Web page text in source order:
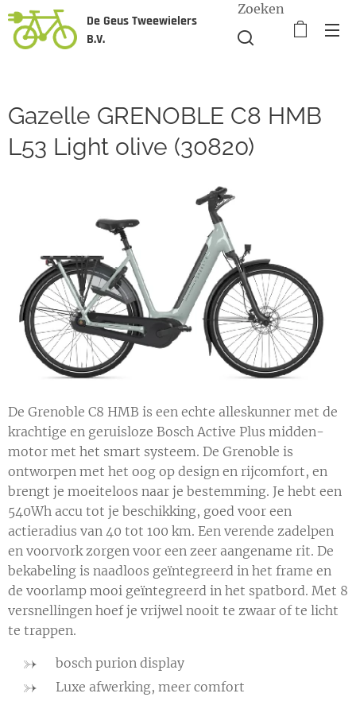
De Geus Tweewielers
B.V.
Zoeken
Gazelle GRENOBLE C8 HMB
L53 Light olive (30820)
De Grenoble C8 HMB is een echte alleskunner met de
krachtige en geruisloze Bosch Active Plus midden-
motor met het smart systeem. De Grenoble is
ontworpen met het oog op design en rijcomfort, en
brengt je moeiteloos naar je bestemming. Je hebt een
540Wh accu tot je beschikking, goed voor een
actieradius van 40 tot 100 km. Een verende zadelpen
en voorvork zorgen voor een zeer aangename rit. De
bekabeling is naadloos geïntegreerd in het frame en
de voorlamp mooi geïntegreerd in het spatbord. Met 8
versnellingen hoef je vrijwel nooit te zwaar of te licht
te trappen.
bosch purion display
Luxe afwerking, meer comfort